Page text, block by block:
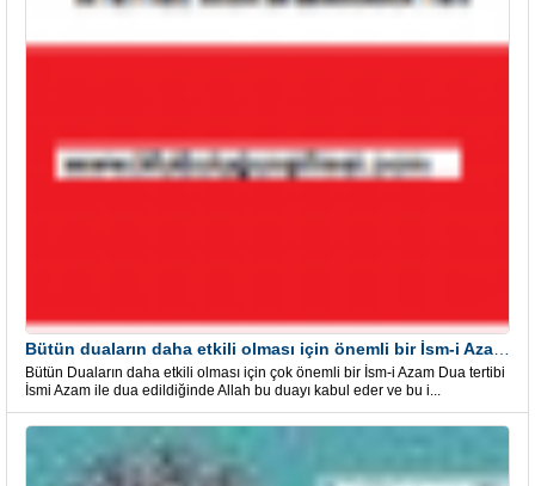
Bütün Duaların daha etkili olması için çok önemli bir İsm-i Azam Dua tertibi
İsmi Azam ile dua edildiğinde Allah bu duayı kabul eder ve bu i...